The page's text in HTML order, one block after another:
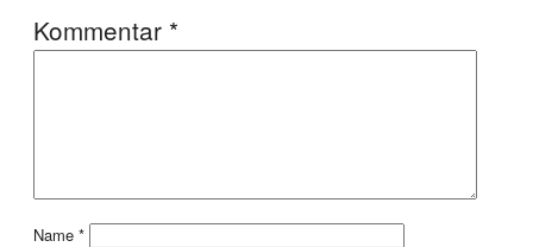
Kommentar *
Name *